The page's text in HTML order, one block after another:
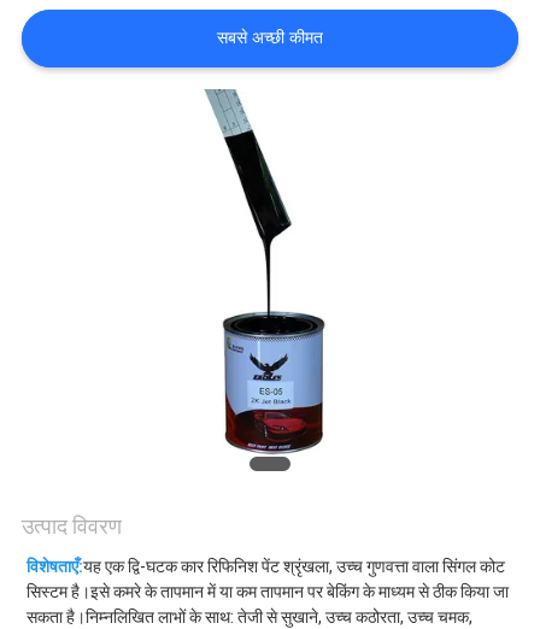
उद्धरण
सबसे अच्छी कीमत
उत्पाद विवरण
विशेषताएँ:यह एक द्वि-घटक कार रिफिनिश पेंट श्रृंखला, उच्च गुणवत्ता वाला सिंगल कोट
सिस्टम है।इसे कमरे के तापमान में या कम तापमान पर बेकिंग के माध्यम से ठीक किया जा
सकता है।निम्नलिखित लाभों के साथ: तेजी से सुखाने, उच्च कठोरता, उच्च चमक,